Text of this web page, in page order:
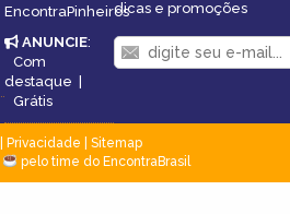
EncontraPinheiros
ANUNCIE:
Com
destaque |
Grátis
dicas e promoções
Privacidade
Sitemap
pelo time do EncontraBrasil